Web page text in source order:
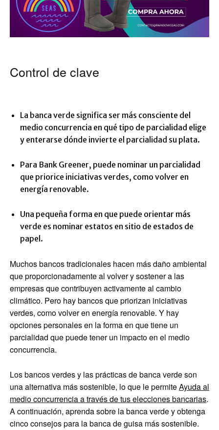
Control de clave
La banca verde significa ser más consciente del
medio concurrencia en qué tipo de parcialidad elige
y enterarse dónde invierte el parcialidad su plata.
Para Bank Greener, puede nominar un parcialidad
que priorice iniciativas verdes, como volver en
energía renovable.
Una pequeña forma en que puede orientar más
verde es nominar estatos en sitio de estados de
papel.
Muchos bancos tradicionales hacen más daño ambiental
que proporcionadamente al volver y sostener a las
empresas que contribuyen activamente al cambio
climático. Pero hay bancos que priorizan iniciativas
verdes, como volver en energía renovable. Y hay
opciones personales en la forma en que tiene un
parcialidad que puede tener un impacto en el medio
concurrencia.
Los bancos verdes y las prácticas de banca verde son
una alternativa más sostenible, lo que le permiteAyuda al
medio concurrencia a través de tus elecciones bancarias.
A continuación, aprenda sobre la banca verde y obtenga
cinco consejos para la banca de guisa más sostenible.